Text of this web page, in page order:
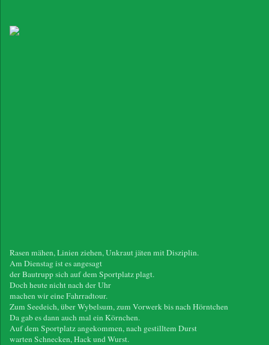
Rasen mähen, Linien ziehen, Unkraut jäten mit Disziplin.
Am Dienstag ist es angesagt
der Bautrupp sich auf dem Sportplatz plagt.
Doch heute nicht nach der Uhr
machen wir eine Fahrradtour.
Zum Seedeich, über Wybelsum, zum Vorwerk bis nach Hörntchen
Da gab es dann auch mal ein Körnchen.
Auf dem Sportplatz angekommen, nach gestilltem Durst
warten Schnecken, Hack und Wurst.